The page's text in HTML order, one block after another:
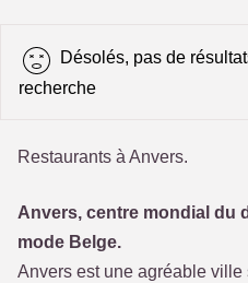
Désolés, pas de
recherche
Restaurants à Anvers.
Anvers, centre mondial du
mode Belge.
Anvers est une agréable